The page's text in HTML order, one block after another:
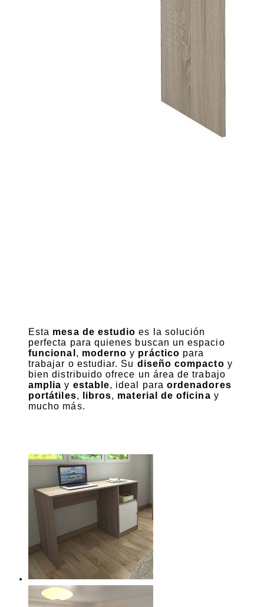
Esta mesa de estudio es la solución
perfecta para quienes buscan un espacio
funcional , moderno y práctico para
trabajar o estudiar. Su diseño compacto y
bien distribuido ofrece un área de trabajo
amplia y estable, ideal para ordenadores
portátiles, libros, material de oficina y
mucho más.